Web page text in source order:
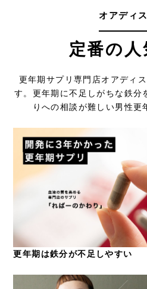
オアディ
定番の人
更年期サプリ専門店オアディ
す。 更年期に不足しがちな鉄分
りへの相談が難しい男性更
更年期は鉄分が不足しやすい